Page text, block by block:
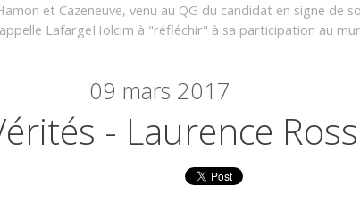
et Cazeneuve, venu au QG du candidat en signe de
LafargeHolcim à "réfléchir" à sa participation au
09 mars 2017
- Laurence